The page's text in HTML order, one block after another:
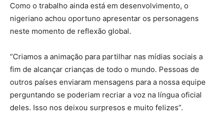
Como o trabalho ainda está em desenvolvimento, o
nigeriano achou oportuno apresentar os personagens
neste momento de reflexão global.
“Criamos a animação para partilhar nas mídias sociais a
fim de alcançar crianças de todo o mundo. Pessoas de
outros países enviaram mensagens para a nossa equipe
perguntando se poderiam recriar a voz na língua oficial
deles. Isso nos deixou surpresos e muito felizes”.